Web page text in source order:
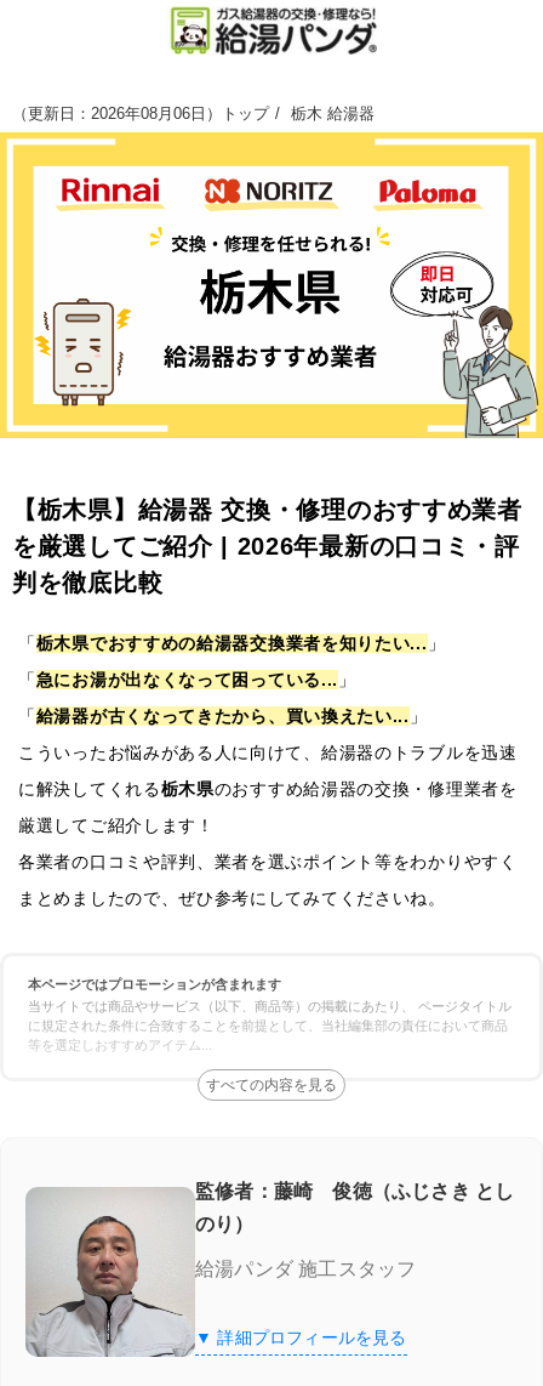
（更新日：2026年08月06日 ） トップ 栃木 給湯器
【栃木県】給湯器 交換・修理のおすすめ業者
を厳選してご紹介 | 2026年最新の口コミ・評
判を徹底比較
「栃木県でおすすめの給湯器交換業者を知りたい... 」
「急にお湯が出なくなって困っている... 」
「給湯器が古くなってきたから、買い換えたい... 」
こういったお悩みがある人に向けて、給湯器のトラブルを迅速
に解決してくれる栃木県のおすすめ給湯器の交換・修理業者を
厳選してご紹介します！
各業者の口コミや評判、業者を選ぶポイント等をわかりやすく
まとめましたので、ぜひ参考にしてみてくださいね。
本ページではプロモーションが含まれます
当サイトでは商品やサービス（以下、商品等）の掲載にあたり、 ページタイトル
に規定された条件に合致することを前提として、当社編集部の責任において商品
等を選定しおすすめアイテム
監修者：藤崎 俊徳（ふじさき とし
のり）
給湯パンダ 施工スタッフ
▼ 詳細プロフィールを見る